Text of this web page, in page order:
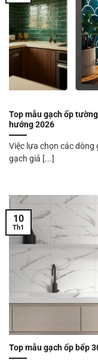
Top mẫu gạch ốp
hướng 2026
Việc lựa chọn các dòng
gạch giả [...]
Top mẫu gạch ốp bếp
10
Th1